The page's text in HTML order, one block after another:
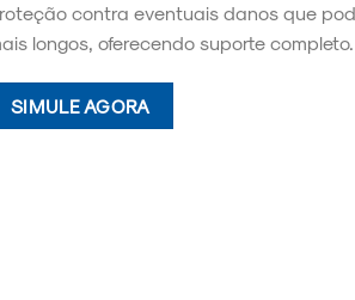
contra eventuais danos que
longos, oferecendo suporte completo.
SIMULE AGORA